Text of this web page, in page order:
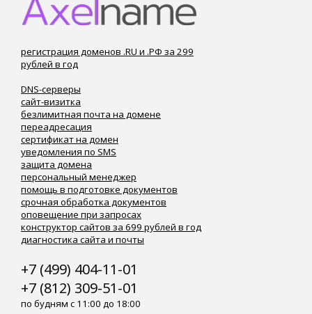
регистрация доменов .RU и .РФ за 299
рублей в год
DNS-серверы
сайт-визитка
безлимитная почта на домене
переадресация
сертификат на домен
уведомления по SMS
защита домена
персональный менеджер
помощь в подготовке документов
срочная обработка документов
оповещение при запросах
конструктор сайтов за 699 рублей в год
диагностика сайта и почты
+7 (499) 404-11-01
+7 (812) 309-51-01
по будням с 11:00 до 18:00